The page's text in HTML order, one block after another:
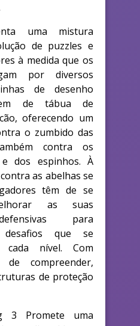
uma mistura
de puzzles e
à medida que os
por diversos
de desenho
de tábua de
oferecendo um
o zumbido das
contra os
dos espinhos. À
as abelhas se
têm de se
as suas
para
que se
cada nível. Com
compreender,
de proteção
3 Promete uma